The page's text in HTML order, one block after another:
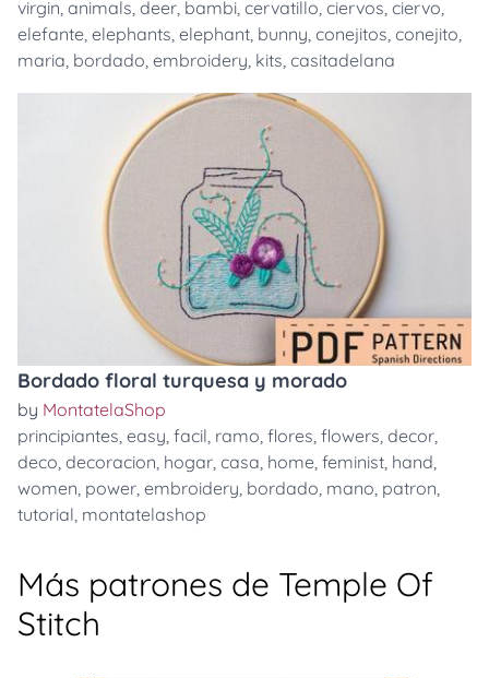
virgin, animals, deer, bambi, cervatillo, ciervos, ciervo,
elefante, elephants, elephant, bunny, conejitos, conejito,
maria, bordado, embroidery, kits, casitadelana
Bordado floral turquesa y morado
by MontatelaShop
principiantes, easy, facil, ramo, flores, flowers, decor,
deco, decoracion, hogar, casa, home, feminist, hand,
women, power, embroidery, bordado, mano, patron,
tutorial, montatelashop
Más patrones de Temple Of
Stitch